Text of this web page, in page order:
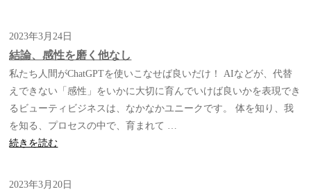
2023年3月24日
結論、感性を磨く他なし
私たち人間がChatGPTを使いこなせば良いだけ！ AIなどが、代替
えできない「感性」をいかに大切に育んでいけば良いかを表現でき
るビューティビジネスは、なかなかユニークです。 体を知り、我
を知る、プロセスの中で、育まれて …
“結
続きを読む
2023年3月20日